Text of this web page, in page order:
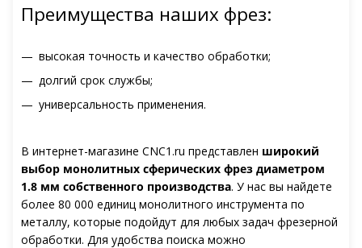
Преимущества наших фрез:
высокая точность и качество обработки;
долгий срок службы;
универсальность применения.
В интернет-магазине CNC1.ru представлен широкий
выбор монолитных сферических фрез диаметром
1.8 мм собственного производства. У нас вы найдете
более 80 000 единиц монолитного инструмента по
металлу, которые подойдут для любых задач фрезерной
обработки. Для удобства поиска можно